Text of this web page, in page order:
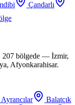
Çandarlı
207 bölgede — İzmir,
Afyonkarahisar.
Ayrancılar Balatçık